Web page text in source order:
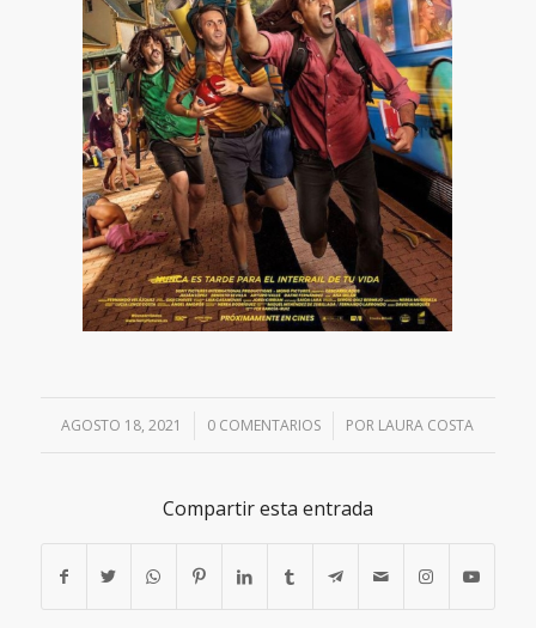
AGOSTO 18, 2021
/ 0 COMENTARIOS
/ POR LAURA COSTA
Compartir esta entrada